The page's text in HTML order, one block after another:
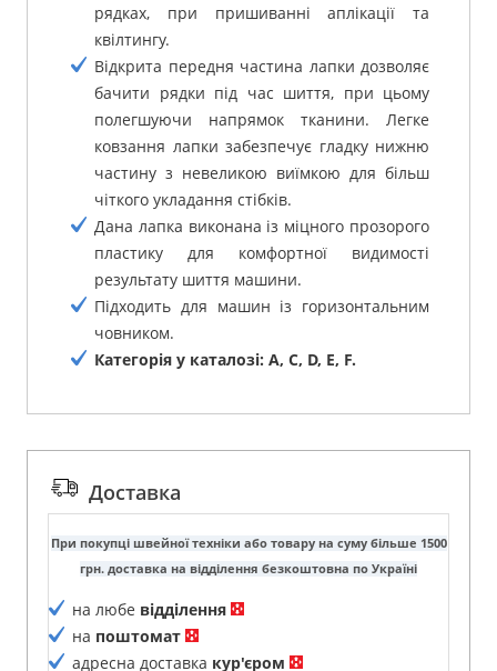
рядках, при пришиванні аплікації та
квілтингу.
Відкрита передня частина лапки дозволяє
бачити рядки під час шиття, при цьому
полегшуючи напрямок тканини. Легке
ковзання лапки забезпечує гладку нижню
частину з невеликою виїмкою для більш
чіткого укладання стібків.
Дана лапка виконана із міцного прозорого
пластику для комфортної видимості
результату шиття машини.
Підходить для машин із горизонтальним
човником.
Категорія у каталозі: A, C, D, E, F.
Доставка
При покупці швейної техніки або товару на суму більше 1500
грн. доставка на відділення безкоштовна по Україні
на любе відділення
на поштомат
адресна доставка кур'єром